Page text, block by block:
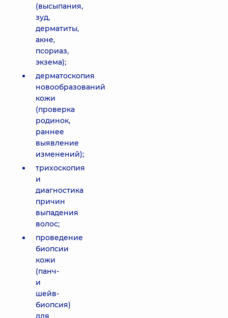
(высыпания,
зуд,
дерматиты,
акне,
псориаз,
экзема);
дерматоскопия
новообразований
кожи
(проверка
родинок,
раннее
выявление
изменений);
трихоскопия
и
диагностика
причин
выпадения
волос;
проведение
биопсии
кожи
(панч-
и
шейв-
биопсия)
для